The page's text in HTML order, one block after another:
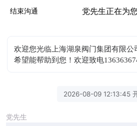
结束沟通 党先生正在为
欢迎您光临上海湖泉阀门集团有限公
希望能帮助到您！欢迎致电
2026-08-09 12:13:45
党先生